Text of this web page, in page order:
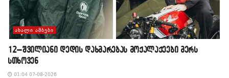
ᲐᲮᲐᲚᲘ ᲐᲛᲑᲔᲑᲘ
12–შვილიანი დედის დახმარებას მოქალაქეები მერს
სთხოვენ
01:04 07-08-2026